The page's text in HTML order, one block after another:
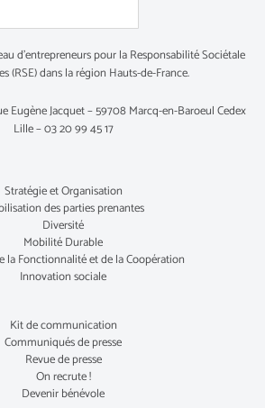
d’entrepreneurs pour la Responsabilité Sociétale
(RSE) dans la région Hauts-de-France.
Eugène Jacquet – 59708 Marcq-en-Baroeul Cedex
Lille – 03 20 99 45 17
Stratégie et Organisation
des parties prenantes
Diversité
Mobilité Durable
la Fonctionnalité et de la Coopération
Innovation sociale
Kit de communication
Communiqués de presse
Revue de presse
On recrute !
Devenir bénévole